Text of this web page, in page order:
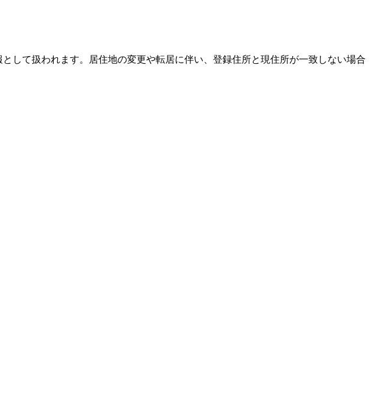
して扱われます。居住地の変更や転居に伴い、登録住所と現住所が一致しない場合